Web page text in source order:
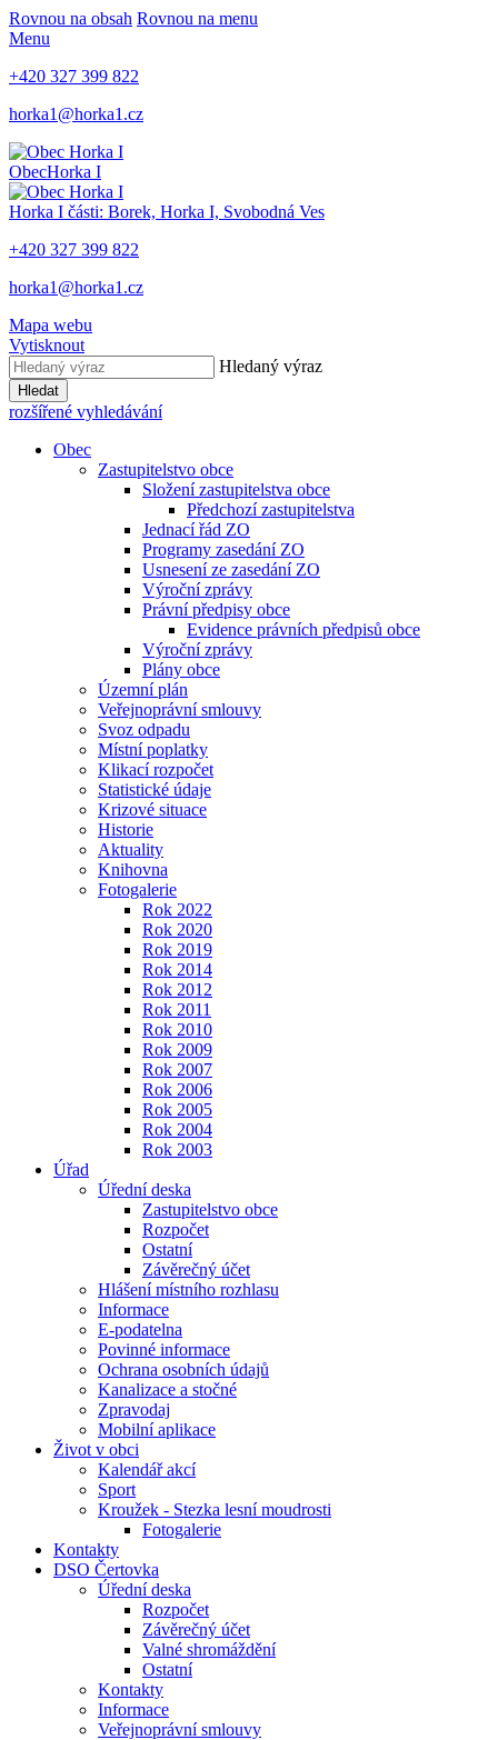
Rovnou na obsah Rovnou na menu
Menu
+420 327 399 822
horka1@horka1.cz
ObecHorka I
Horka I části: Borek, Horka I, Svobodná Ves
+420 327 399 822
horka1@horka1.cz
Mapa webu
Vytisknout
Hledaný výraz
Hledat
rozšířené vyhledávání
Obec
Zastupitelstvo obce
Složení zastupitelstva obce
Předchozí zastupitelstva
Jednací řád ZO
Programy zasedání ZO
Usnesení ze zasedání ZO
Výroční zprávy
Právní předpisy obce
Evidence právních předpisů obce
Výroční zprávy
Plány obce
Územní plán
Veřejnoprávní smlouvy
Svoz odpadu
Místní poplatky
Klikací rozpočet
Statistické údaje
Krizové situace
Historie
Aktuality
Knihovna
Fotogalerie
Rok 2022
Rok 2020
Rok 2019
Rok 2014
Rok 2012
Rok 2011
Rok 2010
Rok 2009
Rok 2007
Rok 2006
Rok 2005
Rok 2004
Rok 2003
Úřad
Úřední deska
Zastupitelstvo obce
Rozpočet
Ostatní
Závěrečný účet
Hlášení místního rozhlasu
Informace
E-podatelna
Povinné informace
Ochrana osobních údajů
Kanalizace a stočné
Zpravodaj
Mobilní aplikace
Život v obci
Kalendář akcí
Sport
Kroužek - Stezka lesní moudrosti
Fotogalerie
Kontakty
DSO Čertovka
Úřední deska
Rozpočet
Závěrečný účet
Valné shromáždění
Ostatní
Kontakty
Informace
Veřejnoprávní smlouvy